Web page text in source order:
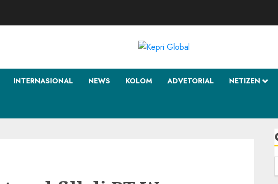
INTERNASIONAL NEWS KOLOM ADVETORIAL NETIZEN